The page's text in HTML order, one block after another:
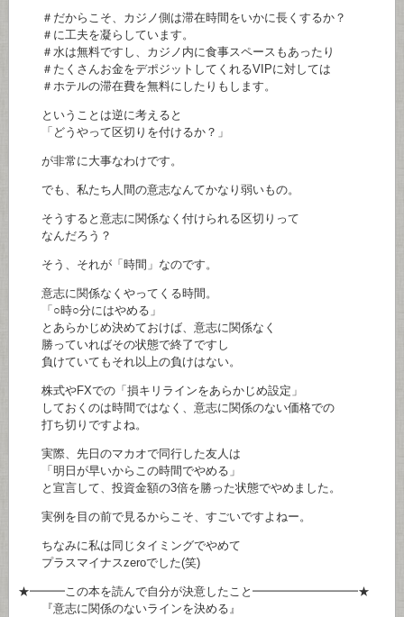
＃だからこそ、カジノ側は滞在時間をいかに長くするか？
＃に工夫を凝らしています。
＃水は無料ですし、カジノ内に食事スペースもあったり
＃たくさんお金をデポジットしてくれるVIPに対しては
＃ホテルの滞在費を無料にしたりもします。
ということは逆に考えると
「どうやって区切りを付けるか？」
が非常に大事なわけです。
でも、私たち人間の意志なんてかなり弱いもの。
そうすると意志に関係なく付けられる区切りって
なんだろう？
そう、それが「時間」なのです。
意志に関係なくやってくる時間。
「○時○分にはやめる」
とあらかじめ決めておけば、意志に関係なく
勝っていればその状態で終了ですし
負けていてもそれ以上の負けはない。
株式やFXでの「損キリラインをあらかじめ設定」
しておくのは時間ではなく、意志に関係のない価格での
打ち切りですよね。
実際、先日のマカオで同行した友人は
「明日が早いからこの時間でやめる」
と宣言して、投資金額の3倍を勝った状態でやめました。
実例を目の前で見るからこそ、すごいですよねー。
ちなみに私は同じタイミングでやめて
プラスマイナスzeroでした(笑)
★━━━この本を読んで自分が決意したこと━━━━━━━━━★
『意志に関係のないラインを決める』